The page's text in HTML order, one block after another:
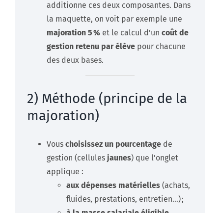
additionne ces deux composantes. Dans
la maquette, on voit par exemple une
majoration 5 % et le calcul d’un coût de
gestion retenu par élève pour chacune
des deux bases.
2) Méthode (principe de la
majoration)
Vous choisissez un pourcentage de
gestion (cellules jaunes) que l’onglet
applique :
aux dépenses matérielles (achats,
fluides, prestations, entretien…) ;